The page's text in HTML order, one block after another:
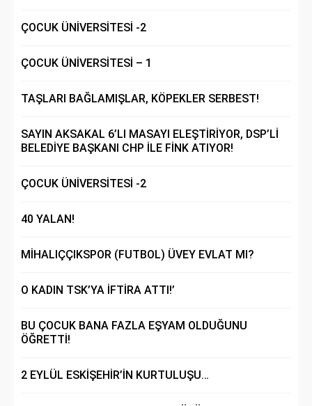
ÇOCUK ÜNİVERSİTESİ -2
ÇOCUK ÜNİVERSİTESİ – 1
TAŞLARI BAĞLAMIŞLAR, KÖPEKLER SERBEST!
SAYIN AKSAKAL 6’LI MASAYI ELEŞTİRİYOR, DSP’Lİ
BELEDİYE BAŞKANI CHP İLE FİNK ATIYOR!
ÇOCUK ÜNİVERSİTESİ -2
40 YALAN!
MİHALIÇÇIKSPOR (FUTBOL) ÜVEY EVLAT MI?
O KADIN TSK’YA İFTİRA ATTI!’
BU ÇOCUK BANA FAZLA EŞYAM OLDUĞUNU
ÖĞRETTİ!
2 EYLÜL ESKİŞEHİR’İN KURTULUŞU…